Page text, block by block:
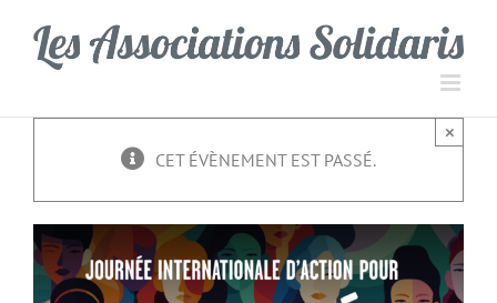
contenu
CET ÉVÈNEMENT EST PASSÉ.
×